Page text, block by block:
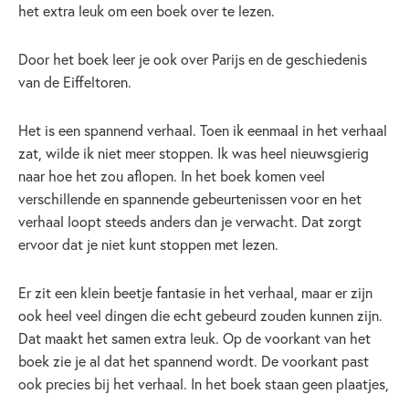
het extra leuk om een boek over te lezen.
Door het boek leer je ook over Parijs en de geschiedenis
van de Eiffeltoren.
Het is een spannend verhaal. Toen ik eenmaal in het verhaal
zat, wilde ik niet meer stoppen. Ik was heel nieuwsgierig
naar hoe het zou aflopen. In het boek komen veel
verschillende en spannende gebeurtenissen voor en het
verhaal loopt steeds anders dan je verwacht. Dat zorgt
ervoor dat je niet kunt stoppen met lezen.
Er zit een klein beetje fantasie in het verhaal, maar er zijn
ook heel veel dingen die echt gebeurd zouden kunnen zijn.
Dat maakt het samen extra leuk. Op de voorkant van het
boek zie je al dat het spannend wordt. De voorkant past
ook precies bij het verhaal. In het boek staan geen plaatjes,